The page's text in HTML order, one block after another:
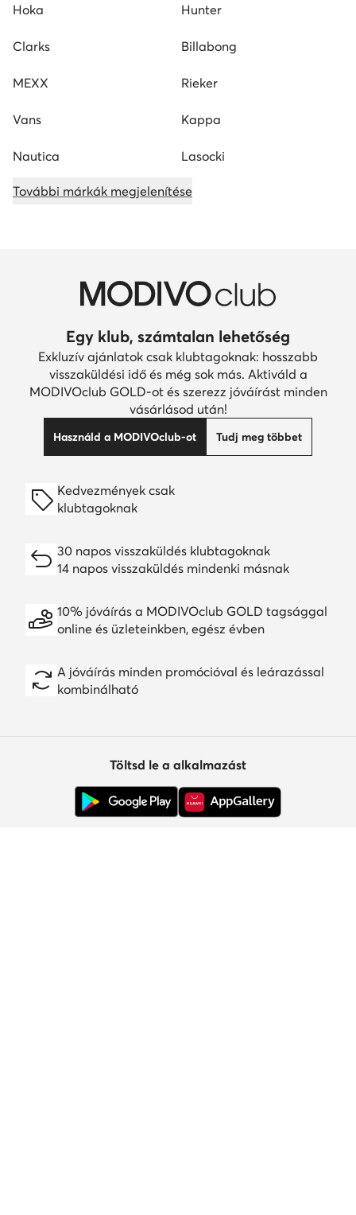
Hoka Hunter
Clarks Billabong
MEXX Rieker
Vans Kappa
Nautica Lasocki
További márkák megjelenítése
Egy klub, számtalan lehetőség
Exkluzív ajánlatok csak klubtagoknak: hosszabb
visszaküldési idő és még sok más. Aktiváld a
MODIVOclub GOLD-ot és szerezz jóváírást minden
vásárlásod után!
Használd a MODIVOclub-ot Tudj meg többet
Kedvezmények csak
klubtagoknak
30 napos visszaküldés klubtagoknak
14 napos visszaküldés mindenki másnak
10% jóváírás a MODIVOclub GOLD tagsággal
online és üzleteinkben, egész évben
A jóváírás minden promócióval és leárazással
kombinálható
Töltsd le a alkalmazást